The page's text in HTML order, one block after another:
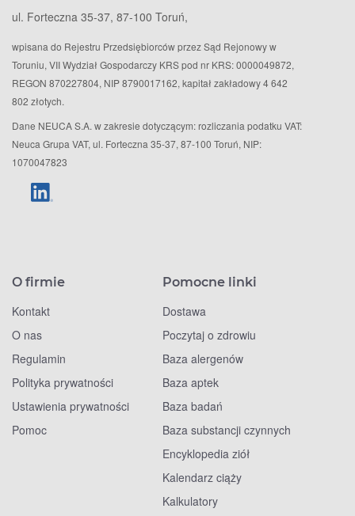
ul. Forteczna 35-37, 87-100 Toruń,
wpisana do Rejestru Przedsiębiorców przez Sąd Rejonowy w
Toruniu, VII Wydział Gospodarczy KRS pod nr KRS: 0000049872,
REGON 870227804, NIP 8790017162, kapitał zakładowy 4 642
802 złotych.
Dane NEUCA S.A. w zakresie dotyczącym: rozliczania podatku VAT:
Neuca Grupa VAT, ul. Forteczna 35-37, 87-100 Toruń, NIP:
1070047823
O firmie
Kontakt
O nas
Regulamin
Polityka prywatności
Ustawienia prywatności
Pomoc
Pomocne linki
Dostawa
Poczytaj o zdrowiu
Baza alergenów
Baza aptek
Baza badań
Baza substancji czynnych
Encyklopedia ziół
Kalendarz ciąży
Kalkulatory